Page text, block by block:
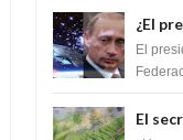
¿El
la
El
Si...
El